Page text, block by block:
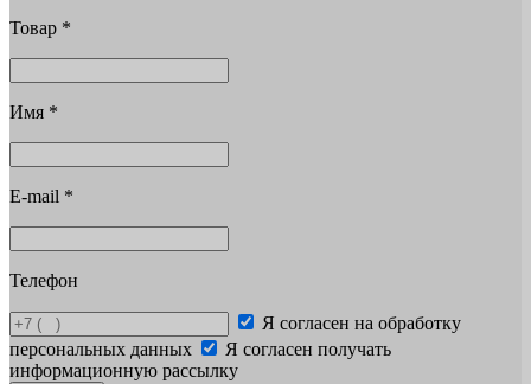
Товар *
Имя *
E-mail *
Телефон
Я согласен на обработку
персональных данных
Я согласен получать
информационную рассылку